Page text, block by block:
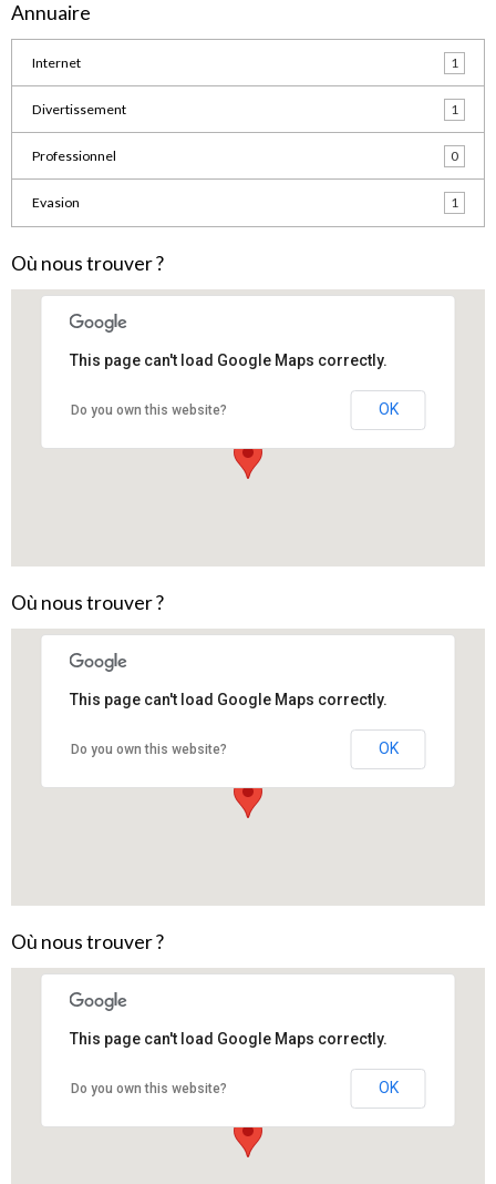
Annuaire
Internet 1
Divertissement 1
Professionnel 0
Evasion 1
Où nous trouver ?
Boutique de Salles, 6 place St Pierre
This page can't load Google Maps correctly.
Do you own this website? OK
Où nous trouver ?
Boutique de Belin-Beliet, 16 av. Aliénor
This page can't load Google Maps correctly.
Do you own this website? OK
Où nous trouver ?
Boutique et Labo de Salles, 86 rte du Lanot
This page can't load Google Maps correctly.
Do you own this website? OK